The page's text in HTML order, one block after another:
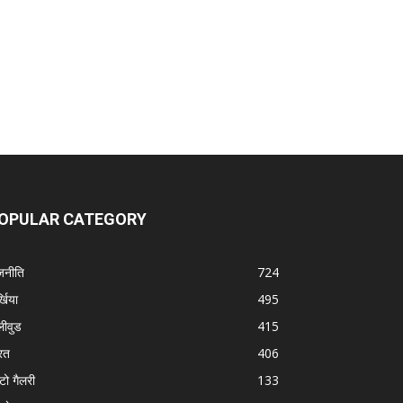
CATEGORY
724
495
415
406
गैलरी
133